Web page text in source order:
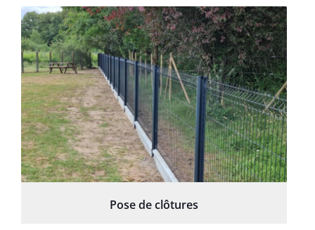
Pose de clôtures